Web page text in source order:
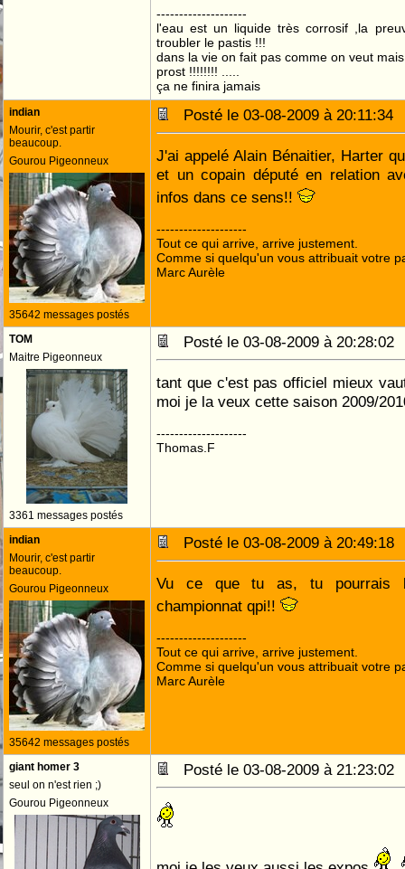
--------------------
l'eau est un liquide très corrosif ,la
troubler le pastis !!!
dans la vie on fait pas comme on veut
prost !!!!!!!! .....
ça ne finira jamais
indian
Mourir, c'est partir
beaucoup.
Gourou Pigeonneux
35642 messages postés
Posté le 03-08-2009 à
J'ai appelé Alain Bénaitier, Harter
et un copain député en relation
infos dans ce sens!!
--------------------
Tout ce qui arrive, arrive justement.
Comme si quelqu'un vous attribuait votre
Marc Aurèle
TOM
Maitre Pigeonneux
3361 messages postés
Posté le 03-08-2009 à
tant que c'est pas officiel mieux
moi je la veux cette saison 2009/
--------------------
Thomas.F
indian
Mourir, c'est partir
beaucoup.
Gourou Pigeonneux
35642 messages postés
Posté le 03-08-2009 à
Vu ce que tu as, tu pourrais
championnat qpi!!
--------------------
Tout ce qui arrive, arrive justement.
Comme si quelqu'un vous attribuait votre
Marc Aurèle
giant homer 3
seul on n'est rien ;)
Gourou Pigeonneux
Posté le 03-08-2009 à